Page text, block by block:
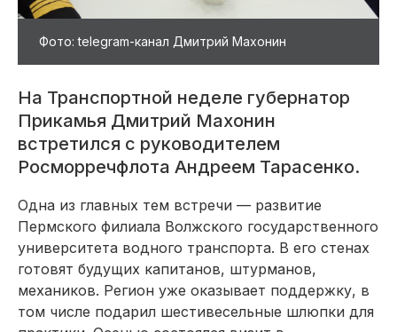
Фото: telegram-канал Дмитрий Махонин
На Транспортной неделе губернатор
Прикамья Дмитрий Махонин
встретился с руководителем
Росморречфлота Андреем Тарасенко.
Одна из главных тем встречи — развитие
Пермского филиала Волжского государственного
университета водного транспорта. В его стенах
готовят будущих капитанов, штурманов,
механиков. Регион уже оказывает поддержку, в
том числе подарил шестивесельные шлюпки для